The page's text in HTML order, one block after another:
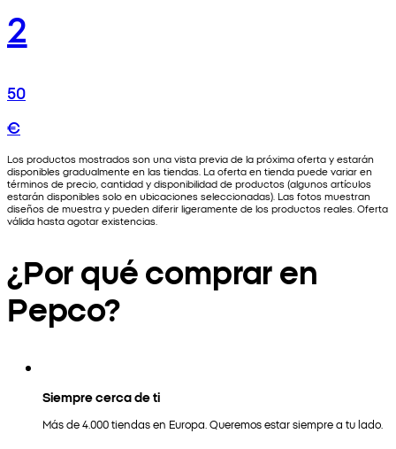
2
50
€
Los productos mostrados son una vista previa de la próxima oferta y estarán
disponibles gradualmente en las tiendas. La oferta en tienda puede variar en
términos de precio, cantidad y disponibilidad de productos (algunos artículos
estarán disponibles solo en ubicaciones seleccionadas). Las fotos muestran
diseños de muestra y pueden diferir ligeramente de los productos reales. Oferta
válida hasta agotar existencias.
¿Por qué comprar en
Pepco?
Siempre cerca de ti
Más de 4.000 tiendas en Europa. Queremos estar siempre a tu lado.